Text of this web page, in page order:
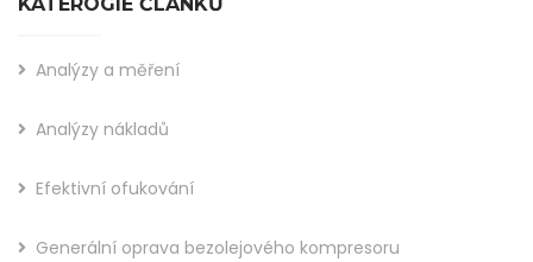
Analýzy a měření
Analýzy nákladů
Efektivní ofukování
Generální oprava bezolejového kompresoru